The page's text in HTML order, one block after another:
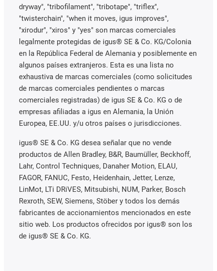
dryway", "tribofilament", "tribotape", "triflex",
"twisterchain", "when it moves, igus improves",
"xirodur", "xiros" y "yes" son marcas comerciales
legalmente protegidas de igus® SE & Co. KG/Colonia
en la República Federal de Alemania y posiblemente en
algunos países extranjeros. Esta es una lista no
exhaustiva de marcas comerciales (como solicitudes
de marcas comerciales pendientes o marcas
comerciales registradas) de igus SE & Co. KG o de
empresas afiliadas a igus en Alemania, la Unión
Europea, EE.UU. y/u otros países o jurisdicciones.
igus® SE & Co. KG desea señalar que no vende
productos de Allen Bradley, B&R, Baumüller, Beckhoff,
Lahr, Control Techniques, Danaher Motion, ELAU,
FAGOR, FANUC, Festo, Heidenhain, Jetter, Lenze,
LinMot, LTi DRiVES, Mitsubishi, NUM, Parker, Bosch
Rexroth, SEW, Siemens, Stöber y todos los demás
fabricantes de accionamientos mencionados en este
sitio web. Los productos ofrecidos por igus® son los
de igus® SE & Co. KG.